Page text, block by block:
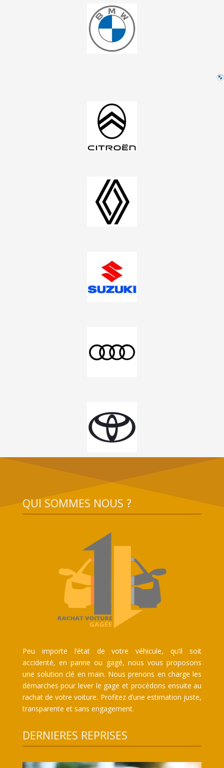
QUI SOMMES NOUS ?
Peu importe l’état de votre véhicule, qu’il soit
accidenté, en panne ou gagé, nous vous proposons
une solution clé en main. Nous prenons en charge les
démarches pour lever le gage et procédons ensuite au
rachat de votre voiture. Profitez d’une estimation juste,
transparente et sans engagement.
DERNIERES REPRISES